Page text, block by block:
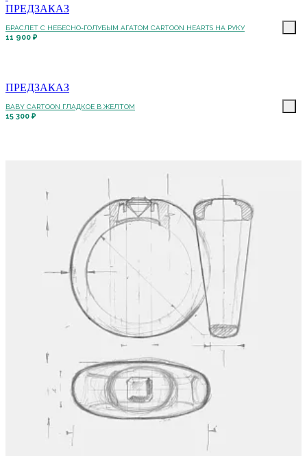
ПРЕДЗАКАЗ
БРАСЛЕТ С НЕБЕСНО-ГОЛУБЫМ АГАТОМ CARTOON HEARTS НА РУКУ
11 900 ₽
ПРЕДЗАКАЗ
BABY CARTOON ГЛАДКОЕ В ЖЕЛТОМ
15 300 ₽